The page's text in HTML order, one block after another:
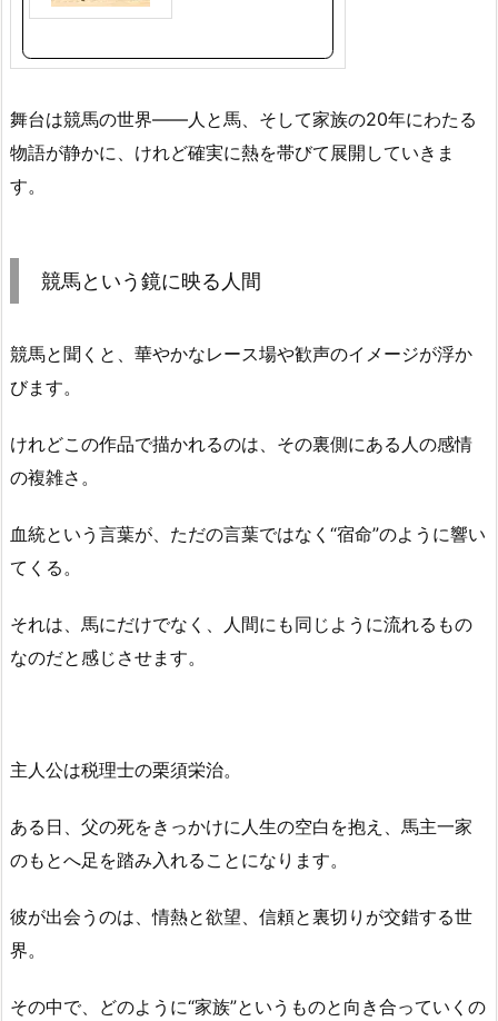
舞台は競馬の世界――人と馬、そして家族の20年にわたる
物語が静かに、けれど確実に熱を帯びて展開していきま
す。
競馬という鏡に映る人間
競馬と聞くと、華やかなレース場や歓声のイメージが浮か
びます。
けれどこの作品で描かれるのは、その裏側にある人の感情
の複雑さ。
血統という言葉が、ただの言葉ではなく“宿命”のように響い
てくる。
それは、馬にだけでなく、人間にも同じように流れるもの
なのだと感じさせます。
主人公は税理士の栗須栄治。
ある日、父の死をきっかけに人生の空白を抱え、馬主一家
のもとへ足を踏み入れることになります。
彼が出会うのは、情熱と欲望、信頼と裏切りが交錯する世
界。
その中で、どのように“家族”というものと向き合っていくの